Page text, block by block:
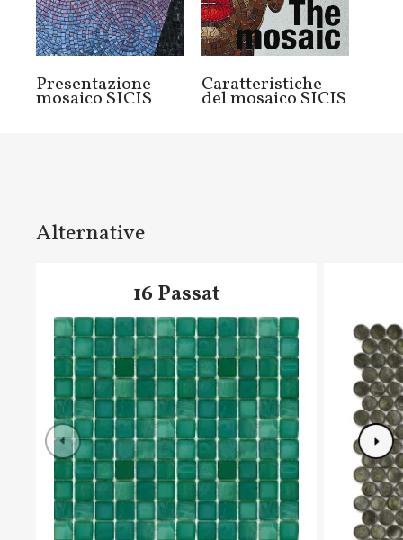
Presentazione
mosaico SICIS
Caratteristiche
del mosaico SICIS
Alternative
16 Passat